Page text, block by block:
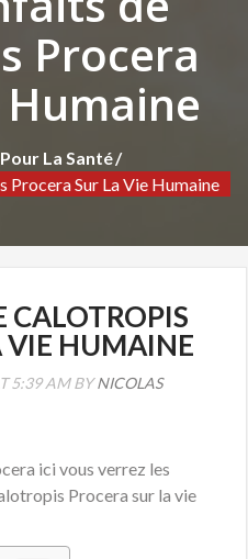
Procera
La Santé
Sur La Vie Humaine
CALOTROPIS
VIE HUMAINE
5:39 AM BYNICOLAS
ici vous verrez les
Procera sur la vie